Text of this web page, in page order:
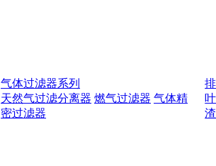
气体过滤器系列
天然气过滤分离器 燃气过滤器 气体精
密过滤器